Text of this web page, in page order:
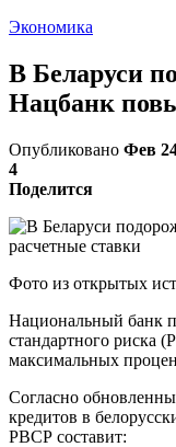
Экономика
В Беларуси
Нацбанк
Опубликовано Фев
4
Поделится
Фото из открытых
Национальный банк
стандартного риска
максимальных
Согласно
кредитов в
РВСР составит: